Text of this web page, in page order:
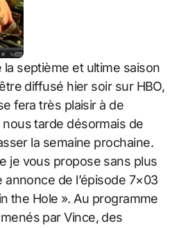
septième et ultime saison
diffusé hier soir sur HBO,
fera très plaisir à de
tarde désormais de
la semaine prochaine.
je vous propose sans plus
de l’épisode 7×03
the Hole ». Au programme
par Vince, des